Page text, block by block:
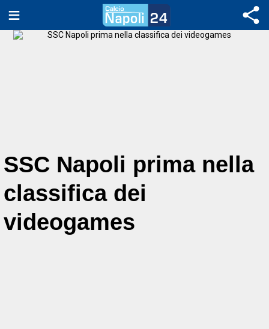
SSC Napoli prima nella
classifica dei
videogames